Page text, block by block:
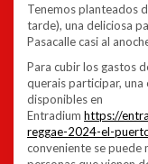
Tenemos planteados
tarde), una deliciosa
Pasacalle casi al
Para cubir los gastos
querais participar,
disponibles en
Entradium https://
reggae-2024-el-
conveniente se puede